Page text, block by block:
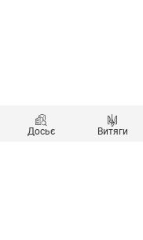
Досьє Витяги